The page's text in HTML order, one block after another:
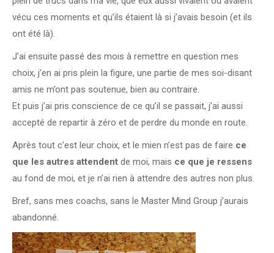
vécu ces moments et qu’ils étaient là si j’avais besoin (et ils
ont été là).
J’ai ensuite passé des mois à remettre en question mes
choix, j’en ai pris plein la figure, une partie de mes soi-disant
amis ne m’ont pas soutenue, bien au contraire.
Et puis j’ai pris conscience de ce qu’il se passait, j’ai aussi
accepté de repartir à zéro et de perdre du monde en route.
Après tout c’est leur choix, et le mien n’est pas de faire ce
que les autres attendent de moi, mais ce que je ressens
au fond de moi, et je n’ai rien à attendre des autres non plus.
Bref, sans mes coachs, sans le Master Mind Group j’aurais
abandonné.